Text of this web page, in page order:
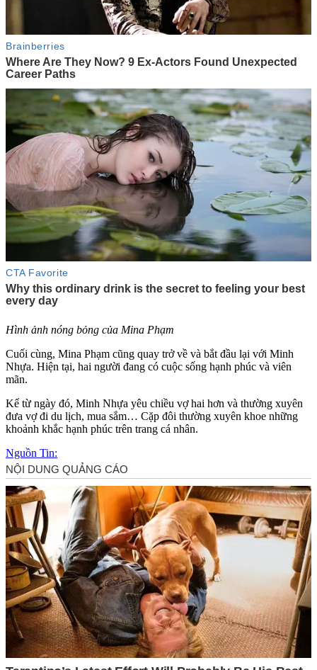
Hình ảnh nóng bỏng của Mina Phạm
Cuối cùng, Mina Phạm cũng quay trở về và bắt đầu lại với Minh
Nhựa. Hiện tại, hai người đang có cuộc sống hạnh phúc và viên
mãn.
Kể từ ngày đó, Minh Nhựa yêu chiều vợ hai hơn và thường xuyên
đưa vợ đi du lịch, mua sắm… Cặp đôi thường xuyên khoe những
khoảnh khắc hạnh phúc trên trang cá nhân.
Nguồn Tin: